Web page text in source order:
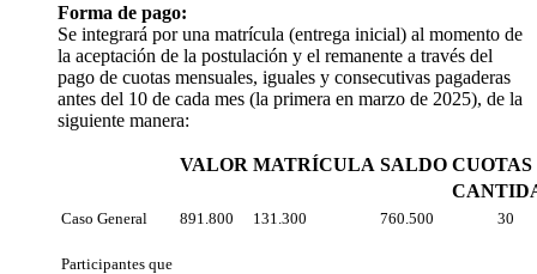
Forma de pago:
Se integrará por una matrícula (entrega inicial) al momento de
la aceptación de la postulación y el remanente a través del
pago de cuotas mensuales, iguales y consecutivas pagaderas
antes del 10 de cada mes (la primera en marzo de 2025), de la
siguiente manera:
VALOR MATRÍCULA SALDO CUOTAS
Caso General 891.800 131.300 760.500 30
Participantes que